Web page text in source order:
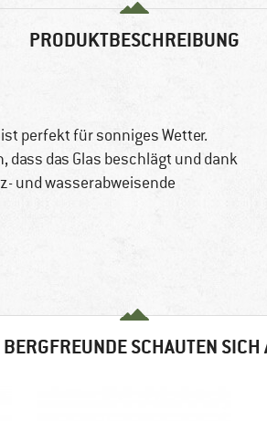
PRODUKTBESCHREIBUNG
perfekt für sonniges Wetter.
das Glas beschlägt und dank
und wasserabweisende
SCHAUTEN SICH